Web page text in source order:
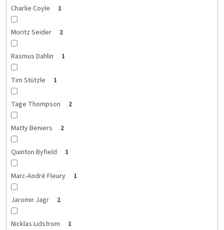
Charlie Coyle 1
Moritz Seider 2
Rasmus Dahlin 1
Tim Stützle 1
Tage Thompson 2
Matty Beniers 2
Quinton Byfield 1
Marc-André Fleury 1
Jaromir Jagr 2
Nicklas Lidstrom 1